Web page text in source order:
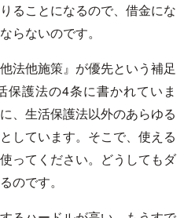
ることになるので、借金にな
らないのです。
法他施策』が優先という補足
保護法の4条に書かれていま
、生活保護法以外のあらゆる
しています。そこで、使える
ってください。どうしてもダ
のです。